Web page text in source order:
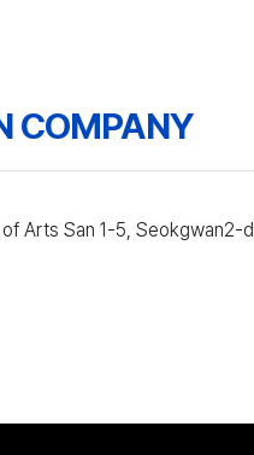
COMPANY
Arts San 1-5,